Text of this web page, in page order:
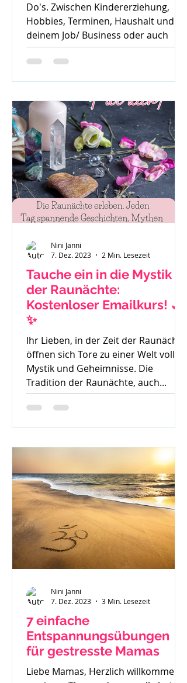
Do's. Zwischen Kindererziehung,
Hobbies, Terminen, Haushalt und
deinem Job/ Business oder auch
deiner Zeit für dich, ist es oft sehr
schwer die Perspektive für die
hilft nichts, ich muss funktionieren."
Auch Sätze wie: "Ich habe gar keine
Zeit mehr für mich." Mache dir bitte
immer bewusst - du bist ein
wichtiger Teil der Familie und das
Stimm
Tauche ein in die Mystik
der Raunächte:
Kostenloser Emailkurs! 🌙
✨
Ihr Lieben, in der Zeit der Raunächte
öffnen sich Tore zu einer Welt voller
Mystik und Geheimnisse. Die
Tradition der Raunächte, auch...
Nini Janni
7. Dez. 2023
2 Min. Lesezeit
7 einfache
Entspannungsübungen
für gestresste Mamas
Liebe Mamas, Herzlich willkommen
Nini Janni
7. Dez. 2023
3 Min. Lesezeit